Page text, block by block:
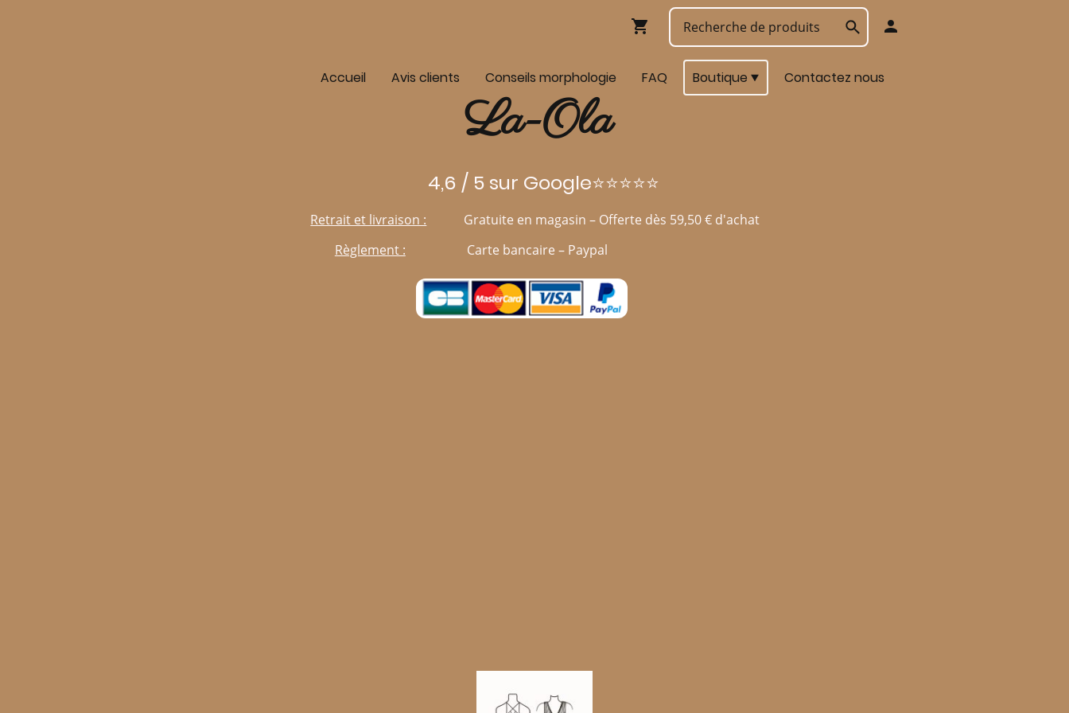
Accueil Avis clients Conseils morphologie FAQ Boutique Contactez nous
La-Ola
4,6 / 5 sur Google⭐⭐⭐⭐⭐
Retrait et livraison :
Règlement :
Gratuite en magasin – Offerte dès 59,50 € d'achat
Carte bancaire – Paypal